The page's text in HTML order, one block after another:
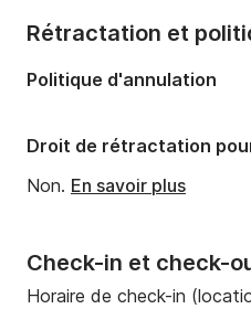
Nombre de salles de bains:
Tirant d'eau:1.2m
Puissance moteur:60cv
Check-in et check-
Horaire de check-in
Rétractation et
Politique d'annulation
Droit de rétractation
Non. En savoir plus